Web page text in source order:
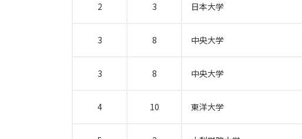
2 3 日本大学
3 8 中央大学
3 8 中央大学
4 10 東洋大学